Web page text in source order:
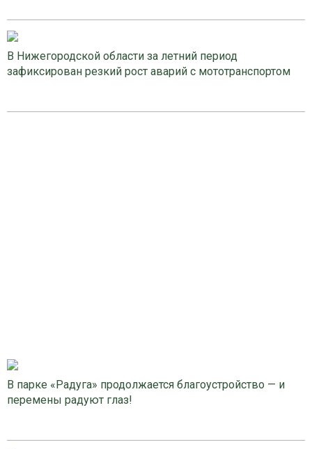
В Нижегородской области за летний период
зафиксирован резкий рост аварий с мототранспортом
В парке «Радуга» продолжается благоустройство — и
перемены радуют глаз!